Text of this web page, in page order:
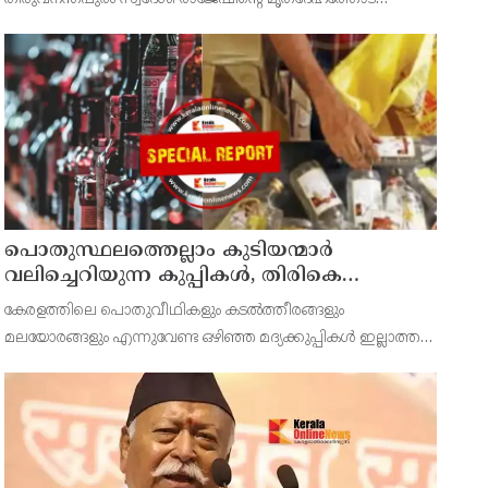
പ്രതിഷേധത്തിലേക്ക്
ഡിവൈഎഫ്ഐ കണ്ണൂർ ജില്ലാ സെക്രട്ടറിയേറ്റ് ശക്തമായി
പ്രതിഷേധിക്ക
പൊതുസ്ഥലത്തെല്ലാം കുടിയന്മാര്‍
വലിച്ചെറിയുന്ന കുപ്പികള്‍, തിരികെ
വാങ്ങുന്നത് നിര്‍ത്തുന്നതോടെ ഇത്
ഇരട്ടിക്കും, കോടികളുടെ ലാഭമുള്ള പദ്ധതി
നിര്‍ത്തിയത് എന്തിന്? സര്‍ക്കാരിന്റേത്
തലതിരിഞ്ഞ തീരുമാനമോ?
കേരളത്തിലെ പൊതുവീഥികളും കടല്‍ത്തീരങ്ങളും
മലയോരങ്ങളും എന്നുവേണ്ട ഒഴിഞ്ഞ മദ്യക്കുപ്പികള്‍ ഇല്ലാത്ത